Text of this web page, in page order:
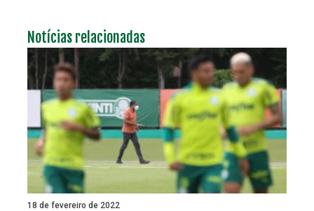
Notícias relacionadas
18 de fevereiro de 2022